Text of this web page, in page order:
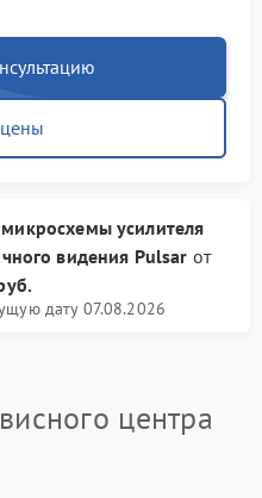
усилителя
видения Pulsar от
дату 07.08.2026
центра